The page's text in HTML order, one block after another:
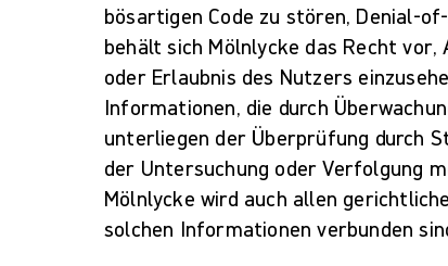
bösartigen Code zu stören, Denial-
behält sich Mölnlycke das Recht
oder Erlaubnis des Nutzers
Informationen, die durch
unterliegen der Überprüfung durch
der Untersuchung oder Verfolgung
Mölnlycke wird auch allen
solchen Informationen verbunden